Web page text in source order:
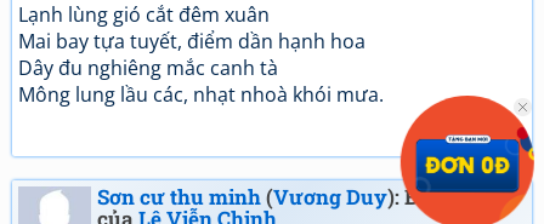
Lạnh lùng gió cắt đêm xuân
Mai bay tựa tuyết, điểm dần hạnh hoa
Dây đu nghiêng mắc canh tà
Mông lung lầu các, nhạt nhoà khói mưa.
Sơn cư thu minh(Vương Duy): Bản dịch